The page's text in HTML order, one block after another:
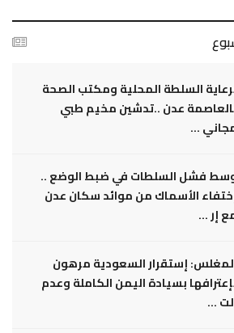
السلطة المحلية ومكتب الصحة
عدن ..تدشين مخيم طبي
...
فشل السلطات في ضبط الوضع ..
الأسماك من موائد سكان عدن
إر ...
إستقرار السعودية مرهون
بسيادة اليمن الكاملة وعدم
...